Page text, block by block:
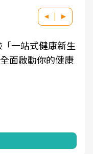
一站式健康新生
面啟動你的健康